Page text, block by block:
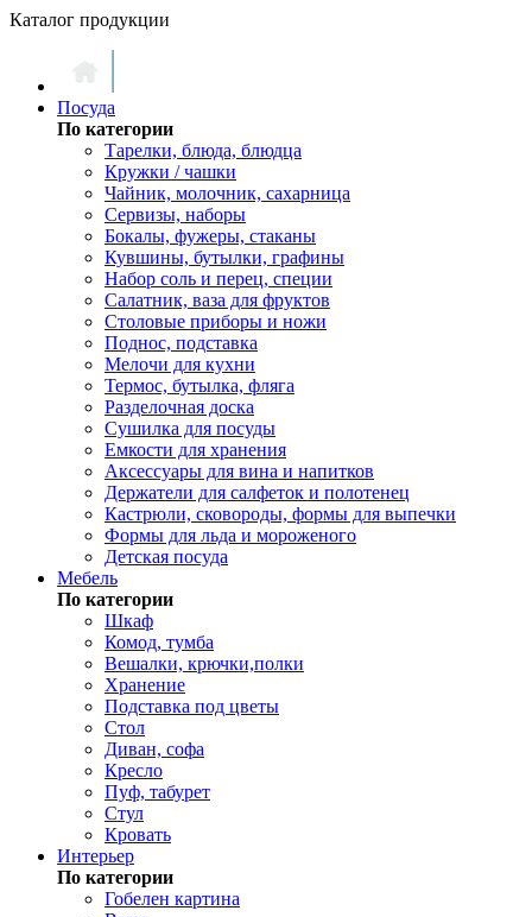
Каталог продукции
Посуда
По категории
Тарелки, блюда, блюдца
Кружки / чашки
Чайник, молочник, сахарница
Сервизы, наборы
Бокалы, фужеры, стаканы
Кувшины, бутылки, графины
Набор соль и перец, специи
Салатник, ваза для фруктов
Столовые приборы и ножи
Поднос, подставка
Мелочи для кухни
Термос, бутылка, фляга
Разделочная доска
Сушилка для посуды
Емкости для хранения
Аксессуары для вина и напитков
Держатели для салфеток и полотенец
Кастрюли, сковороды, формы для выпечки
Формы для льда и мороженого
Детская посуда
Мебель
По категории
Шкаф
Комод, тумба
Вешалки, крючки,полки
Хранение
Подставка под цветы
Стол
Диван, софа
Кресло
Пуф, табурет
Стул
Кровать
Интерьер
По категории
Гобелен картина